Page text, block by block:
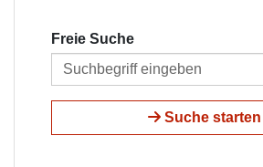
Freie Suche
Suche starten